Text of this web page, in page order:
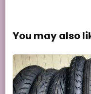
You may also